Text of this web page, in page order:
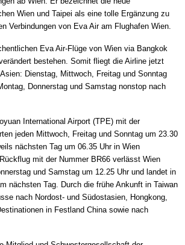
Wien und Taipei als eine tolle Ergänzung zu
Verbindungen von Eva Air am Flughafen Wien.
Eva Air-Flüge von Wien via Bangkok
bestehen. Somit fliegt die Airline jetzt
Dienstag, Mittwoch, Freitag und Sonntag
Donnerstag und Samstag nonstop nach
International Airport (TPE) mit der
jeden Mittwoch, Freitag und Sonntag um 23.30
nächsten Tag um 06.35 Uhr in Wien
mit der Nummer BR66 verlässt Wien
und Samstag um 12.25 Uhr und landet in
nächsten Tag. Durch die frühe Ankunft in Taiwan
nach Nordost- und Südostasien, Hongkong,
in Festland China sowie nach